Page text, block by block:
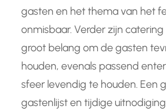
gasten en het thema van het
onmisbaar. Verder zijn
groot belang om de gasten
houden, evenals passend
sfeer levendig te houden. Een
gastenlijst en tijdige